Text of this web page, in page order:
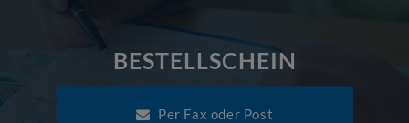
BESTELLSCHEIN
Per Fax oder Post